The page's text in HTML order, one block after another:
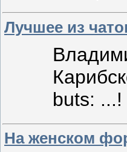
Лучшее из
buts:
На женском